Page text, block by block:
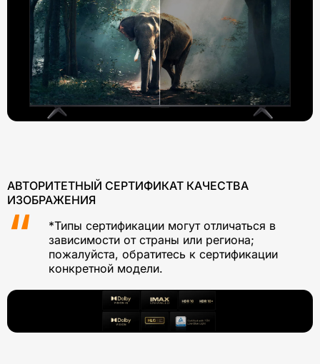
АВТОРИТЕТНЫЙ СЕРТИФИКАТ КАЧЕСТВА
ИЗОБРАЖЕНИЯ
*Типы сертификации могут отличаться в
зависимости от страны или региона;
пожалуйста, обратитесь к сертификации
конкретной модели.